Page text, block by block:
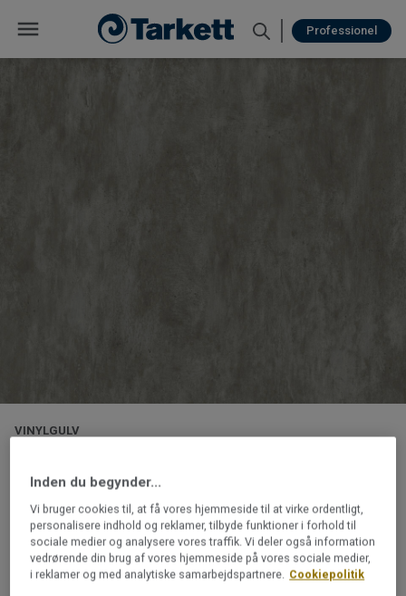
Professionel
VINYLGULV
Dark Grey
Iconik T-Extra er et vinylgulv på rulle, som fås i et stort
udvalg af tidsløse designs – fra naturtro træ- og
stenmønstre til klassiske skaktern. Et gulv, der er
praktisk, slidstærkt, let at rengøre, pænt og behageligt
Inden du begynder...
Vi bruger cookies til, at få vores hjemmeside til at virke ordentligt,
personalisere indhold og reklamer, tilbyde funktioner i forhold til
sociale medier og analysere vores traffik. Vi deler også information
vedrørende din brug af vores hjemmeside på vores sociale medier,
i reklamer og med analytiske samarbejdspartnere. Cookiepolitik